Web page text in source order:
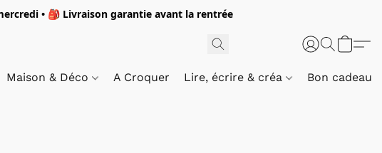
• 🎒 Livraison garantie avant la rentrée
Maison & Déco A Croquer Lire, écrire & créa Bon cadeau